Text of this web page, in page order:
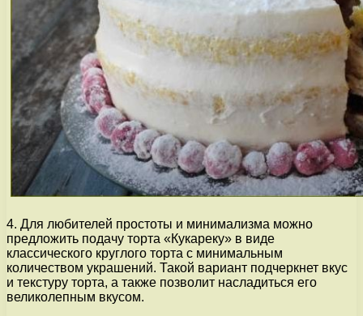
4. Для любителей простоты и минимализма можно
предложить подачу торта «Кукареку» в виде
классического круглого торта с минимальным
количеством украшений. Такой вариант подчеркнет вкус
и текстуру торта, а также позволит насладиться его
великолепным вкусом.